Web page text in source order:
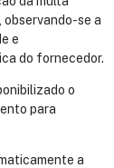
se a
e
do fornecedor.
o
para
a